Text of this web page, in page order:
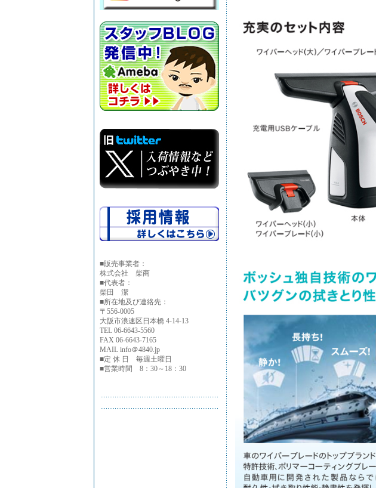
■販売事業者：
株式会社 柴商
■代表者：
柴田 潔
■所在地及び連絡先：
〒556-0005
大阪市浪速区日本橋 4-14-13
TEL 06-6643-5560
FAX 06-6643-7165
MAIL info＠4840.jp
■定 休 日 毎週土曜日
■営業時間 8：30～18：30